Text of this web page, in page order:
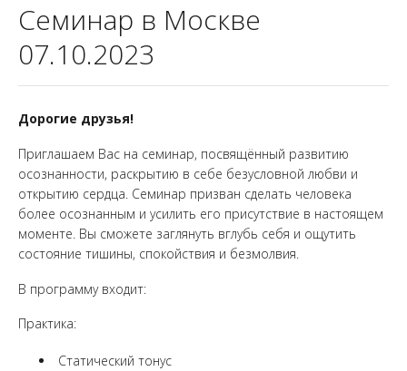
Семинар в Москве
07.10.2023
Дорогие друзья!
Приглашаем Вас на семинар, посвящённый развитию
осознанности, раскрытию в себе безусловной любви и
открытию сердца. Семинар призван сделать человека
более осознанным и усилить его присутствие в настоящем
моменте. Вы сможете заглянуть вглубь себя и ощутить
состояние тишины, спокойствия и безмолвия.
В программу входит:
Практика:
Статический тонус